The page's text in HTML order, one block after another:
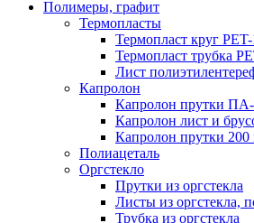
Полимеры, графит
Термопласты
Термопласт круг
Термопласт трубка
Лист
Капролон
Капролон прутки
Капролон лист и
Капролон прутки
Полиацеталь
Оргстекло
Прутки из оргстекла
Листы из оргстекла,
Трубка из оргстекла